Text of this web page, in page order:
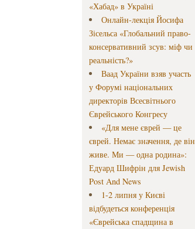
«Хабад» в Україні
Онлайн-лекція Йосифа
Зісельса «Глобальний право-
консервативний зсув: міф чи
реальність?»
Ваад України взяв участь
у Форумі національних
директорів Всесвітнього
Єврейського Конгресу
«Для мене єврей — це
єврей. Немає значення, де він
живе. Ми — одна родина»:
Едуард Шифрін для Jewish
Post And News
1-2 липня у Києві
відбудеться конференція
«Єврейська спадщина в